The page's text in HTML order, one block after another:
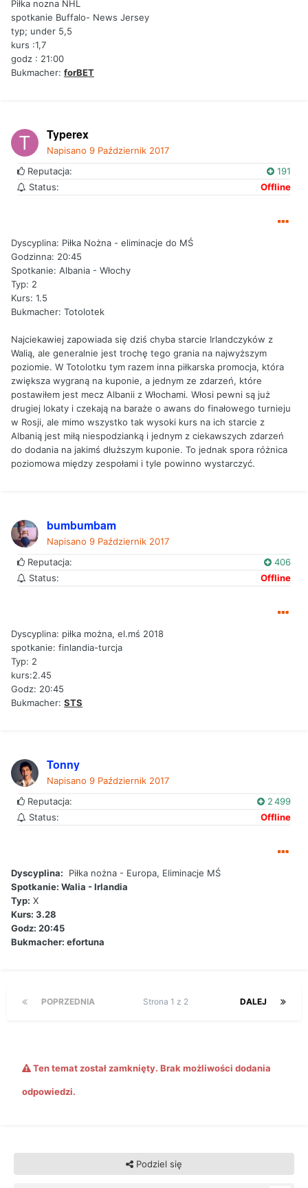
Piłka nozna NHL
spotkanie Buffalo- News Jersey
typ; under 5,5
kurs :1,7
godz : 21:00
Bukmacher: forBET
Typerex
Napisano 9 Październik 2017
Reputacja:
191
Status:
Offline
Dyscyplina: Piłka Nożna - eliminacje do MŚ
Godzinna: 20:45
Spotkanie: Albania - Włochy
Typ: 2
Kurs: 1.5
Bukmacher: Totolotek
Najciekawiej zapowiada się dziś chyba starcie Irlandczyków z
Walią, ale generalnie jest trochę tego grania na najwyższym
poziomie. W Totolotku tym razem inna piłkarska promocja, która
zwiększa wygraną na kuponie, a jednym ze zdarzeń, które
postawiłem jest mecz Albanii z Włochami. Włosi pewni są już
drugiej lokaty i czekają na baraże o awans do finałowego turnieju
w Rosji, ale mimo wszystko tak wysoki kurs na ich starcie z
Albanią jest miłą niespodzianką i jednym z ciekawszych zdarzeń
do dodania na jakimś dłuższym kuponie. To jednak spora różnica
poziomowa między zespołami i tyle powinno wystarczyć.
bumbumbam
Napisano 9 Październik 2017
Reputacja:
406
Status:
Offline
Dyscyplina: piłka można, el.mś 2018
spotkanie: finlandia-turcja
Typ: 2
kurs:2.45
Godz: 20:45
Bukmacher: STS
Tonny
Napisano 9 Październik 2017
Reputacja:
2 499
Status:
Offline
Dyscyplina: Piłka nożna - Europa, Eliminacje MŚ
Spotkanie: Walia - Irlandia
Typ: X
Kurs: 3.28
Godz: 20:45
Bukmacher: efortuna
POPRZEDNIA DALEJ
Strona 1 z 2
Ten temat został zamknięty. Brak możliwości dodania
odpowiedzi.
Podziel się